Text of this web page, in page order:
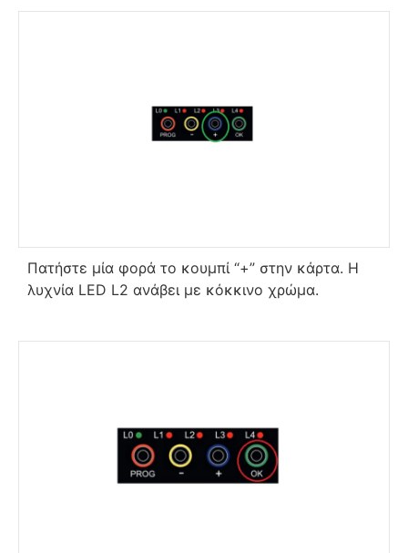
Πατήστε μία φορά το κουμπί “+” στην κάρτα. Η
λυχνία LED L2 ανάβει με κόκκινο χρώμα.